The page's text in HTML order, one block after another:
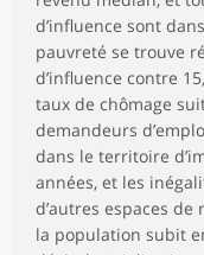
d’influence sont
pauvreté se trouve
d’influence contre
taux de chômage
demandeurs
dans le territoire
années, et les
d’autres espaces
la population subit